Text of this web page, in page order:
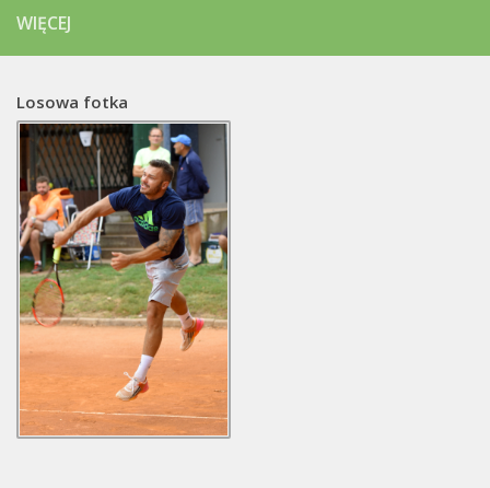
WIĘCEJ
Losowa fotka